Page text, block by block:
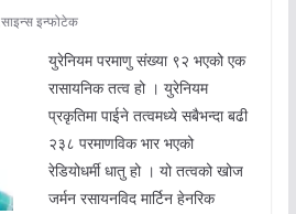
साइन्स इन्फोटेक
युरेनियम परमाणु संख्या ९२ भएको एक
रासायनिक तत्व हो । युरेनियम
प्रकृतिमा पाईने तत्वमध्ये सबैभन्दा बढी
२३८ परमाणविक भार भएको
रेडियोधर्मी धातु हो । यो तत्वको खोज
जर्मन रसायनविद मार्टिन हेनरिक